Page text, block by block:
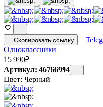
Скопировать ссылку
Одноклассники
15 990₽
Артикул: 46766994
Цвет: Черный